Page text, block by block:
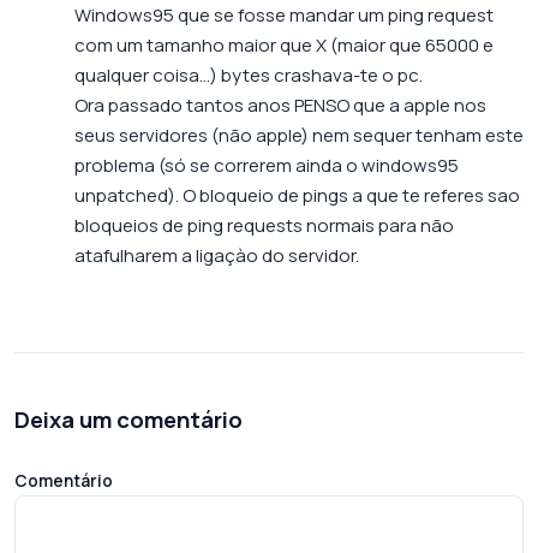
Windows95 que se fosse mandar um ping request
com um tamanho maior que X (maior que 65000 e
qualquer coisa…) bytes crashava-te o pc.
Ora passado tantos anos PENSO que a apple nos
seus servidores (não apple) nem sequer tenham este
problema (só se correrem ainda o windows95
unpatched). O bloqueio de pings a que te referes sao
bloqueios de ping requests normais para não
atafulharem a ligaçào do servidor.
Deixa um comentário
Comentário